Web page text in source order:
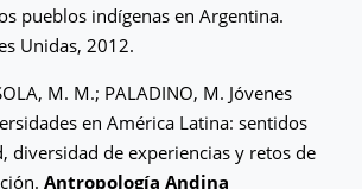
pueblos indígenas en Argentina.
Unidas, 2012.
M. M.; PALADINO, M. Jóvenes
en América Latina: sentidos
diversidad de experiencias y retos de
Antropología Andina